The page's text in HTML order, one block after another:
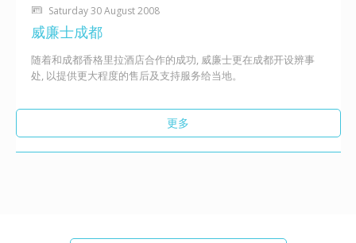
Saturday 30 August 2008
威廉士成都
随着和成都香格里拉酒店合作的成功, 威廉士更在成都开设辨事
处, 以提供更大程度的售后及支持服务给当地。
更多